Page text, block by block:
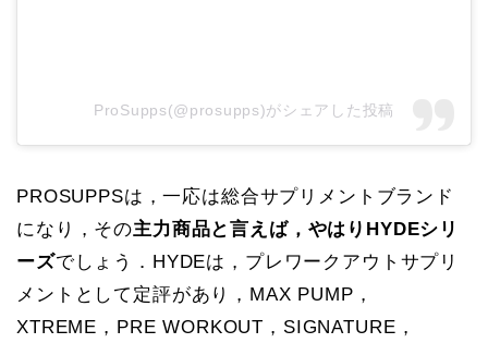
ProSupps(@prosupps)がシェアした投稿
PROSUPPSは，一応は総合サプリメントブランド
になり，その主力商品と言えば，やはりHYDEシリ
ーズでしょう．HYDEは，プレワークアウトサプリ
メントとして定評があり，MAX PUMP，
XTREME，PRE WORKOUT，SIGNATURE，